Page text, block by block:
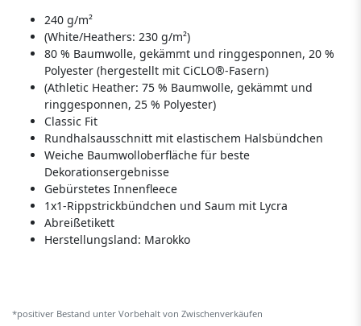
240 g/m²
(White/Heathers: 230 g/m²)
80 % Baumwolle, gekämmt und ringgesponnen, 20 %
Polyester (hergestellt mit CiCLO®-Fasern)
(Athletic Heather: 75 % Baumwolle, gekämmt und
ringgesponnen, 25 % Polyester)
Classic Fit
Rundhalsausschnitt mit elastischem Halsbündchen
Weiche Baumwolloberfläche für beste
Dekorationsergebnisse
Gebürstetes Innenfleece
1x1-Rippstrickbündchen und Saum mit Lycra
Abreißetikett
Herstellungsland: Marokko
*positiver Bestand unter Vorbehalt von Zwischenverkäufen